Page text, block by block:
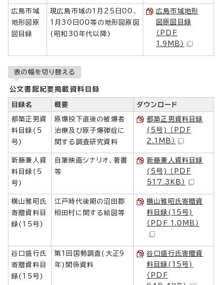
広島市域
地形図原
図目録
現広島市域の1月25日00、
1月30日00等の地形図原図
(昭和30年代以降)
広島市域地形
図原図目録
（PDF
1.9MB）
表の幅を切り替える
公文書館紀要掲載資料目録
目録名 概要 ダウンロード
都築正男資
料目録(5
号)
原爆投下直後の被爆者
治療及び原子爆弾症に
関する調査研究資料
都築正男資料目録
(5号) （PDF
2.1MB）
新藤兼人資
料目録(5
号)
自筆映画シナリオ、著書
等
新藤兼人資料目録
(5号) （PDF
517.3KB）
横山雅昭氏
寄贈資料目
録(15号)
江戸時代後期の沼田郡
相田村に関する絵図等
横山雅昭氏寄贈資
料目録(15号)
（PDF 1.0MB）
谷口盛行氏
寄贈資料目
録(15号)
第1回国勢調査(大正9
年)関係資料
谷口盛行氏寄贈資
料目録(15号)
（PDF